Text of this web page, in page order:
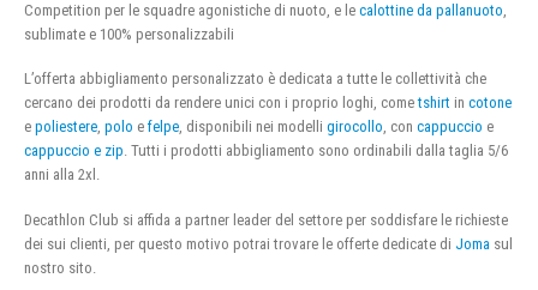
Competition per le squadre agonistiche di nuoto, e le calottine da pallanuoto,
sublimate e 100% personalizzabili
L’offerta abbigliamento personalizzato è dedicata a tutte le collettività che
cercano dei prodotti da rendere unici con i proprio loghi, cometshirt in cotone
e poliestere, polo e felpe, disponibili nei modelli girocollo, con cappuccio e
cappuccio e zip. Tutti i prodotti abbigliamento sono ordinabili dalla taglia 5/6
anni alla 2xl.
Decathlon Club si affida a partner leader del settore per soddisfare le richieste
dei sui clienti, per questo motivo potrai trovare le offerte dedicate di Joma sul
nostro sito.